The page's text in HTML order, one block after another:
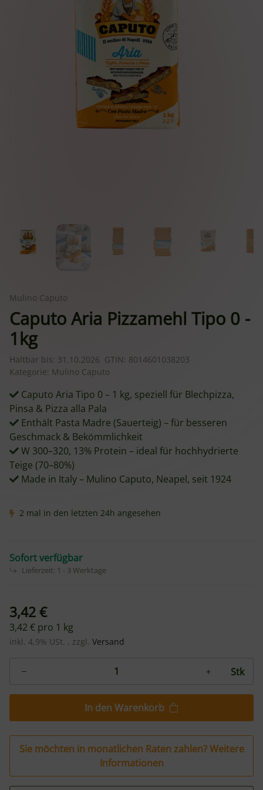
Mulino Caputo
Caputo Aria Pizzamehl Tipo 0 -
1kg
Haltbar bis: 31.10.2026 GTIN: 8014601038203
Kategorie: Mulino Caputo
Caputo Aria Tipo 0 – 1 kg, speziell für Blechpizza,
Pinsa & Pizza alla Pala
Enthält Pasta Madre (Sauerteig) – für besseren
Geschmack & Bekömmlichkeit
W 300–320, 13% Protein – ideal für hochhydrierte
Teige (70–80%)
Made in Italy – Mulino Caputo, Neapel, seit 1924
2 mal in den letzten 24h angesehen
Sofort verfügbar
Lieferzeit: 1 - 3 Werktage
3,42 €
3,42 € pro 1 kg
inkl. 4,9% USt. , zzgl. Versand
Stk
In den Warenkorb
Sie möchten in monatlichen Raten zahlen?Weitere
Informationen